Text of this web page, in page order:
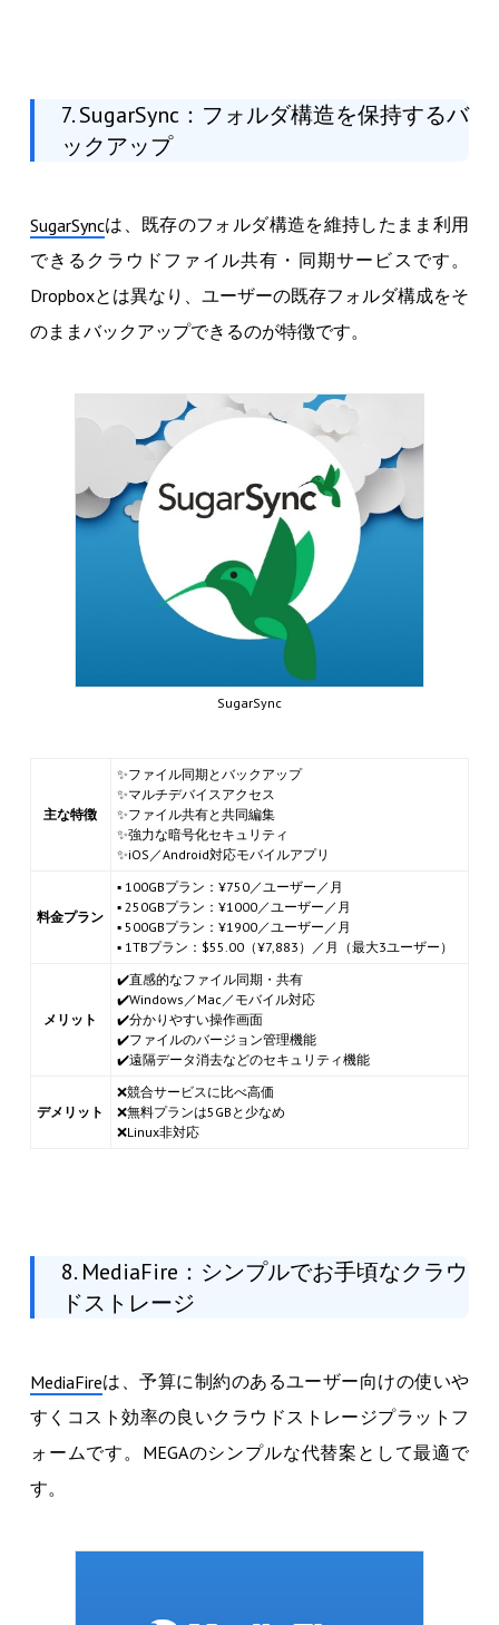
7. SugarSync：フォルダ構造を保持するバ
ックアップ
SugarSyncは、既存のフォルダ構造を維持したまま利用
できるクラウドファイル共有・同期サービスです。
Dropboxとは異なり、ユーザーの既存フォルダ構成をそ
のままバックアップできるのが特徴です。
SugarSync
主な特徴
✨ファイル同期とバックアップ
✨マルチデバイスアクセス
✨ファイル共有と共同編集
✨強力な暗号化セキュリティ
✨iOS／Android対応モバイルアプリ
料金プラン
▪ 100GBプラン：¥750／ユーザー／月
▪ 250GBプラン：¥1000／ユーザー／月
▪ 500GBプラン：¥1900／ユーザー／月
▪ 1TBプラン：$55.00（¥7,883）／月（最大3ユーザー）
メリット
✔️直感的なファイル同期・共有
✔️Windows／Mac／モバイル対応
✔️分かりやすい操作画面
✔️ファイルのバージョン管理機能
✔️遠隔データ消去などのセキュリティ機能
デメリット
❌競合サービスに比べ高価
❌無料プランは5GBと少なめ
❌Linux非対応
8. MediaFire：シンプルでお手頃なクラウ
ドストレージ
MediaFireは、予算に制約のあるユーザー向けの使いや
すくコスト効率の良いクラウドストレージプラットフ
ォームです。MEGAのシンプルな代替案として最適で
す。